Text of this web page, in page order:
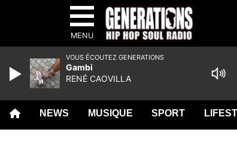
MENU
NEWS MUSIQUE SPORT
VOUS ÉCOUTEZ GENERATIONS
Gambi
RENÉ CAOVILLA